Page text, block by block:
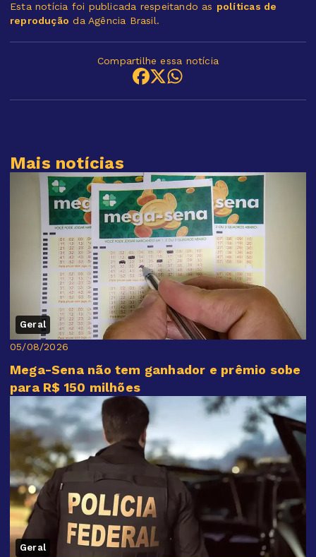
Esta notícia foi publicada respeitando as políticas de
reprodução da Agência Brasil.
Compartilhe essa notícia
Mais notícias
Geral
05/08/2026
Mega-Sena não tem ganhador e prêmio sobe
para R$ 150 milhões
Geral